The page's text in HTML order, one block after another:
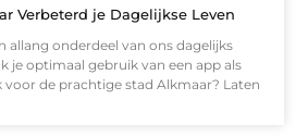
Verbeterd je Dagelijkse Leven
allang onderdeel van ons dagelijks
je optimaal gebruik van een app als
voor de prachtige stad Alkmaar? Laten